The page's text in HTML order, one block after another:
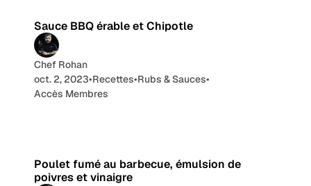
Sauce BBQ érable et Chipotle
Chef Rohan
oct. 2, 2023•Recettes•Rubs & Sauces•
Accès Membres
Poulet fumé au barbecue, émulsion de
poivres et vinaigre